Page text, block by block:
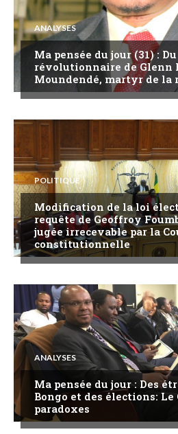
ANALYSES
Ma pensée du jour (31) :
révolutionnaire de Glenn
Moundendé, martyr de la
POLITIQUE
Modification de la loi
requête de Geoffroy
jugée irrecevable par la
constitutionnelle
ANALYSES
Ma pensée du jour : Des
Bongo et des élections: Le
paradoxes